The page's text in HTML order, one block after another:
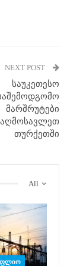
NEXT POST
საუკეთესო
მარშრუტები
აღმოსავლეთ
თურქეთში
All